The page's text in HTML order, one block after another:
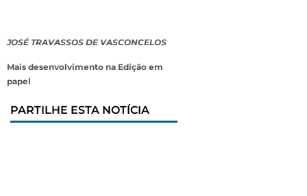
JOSÉ TRAVASSOS DE VASCONCELOS
Mais desenvolvimento na Edição em
papel
PARTILHE ESTA NOTÍCIA